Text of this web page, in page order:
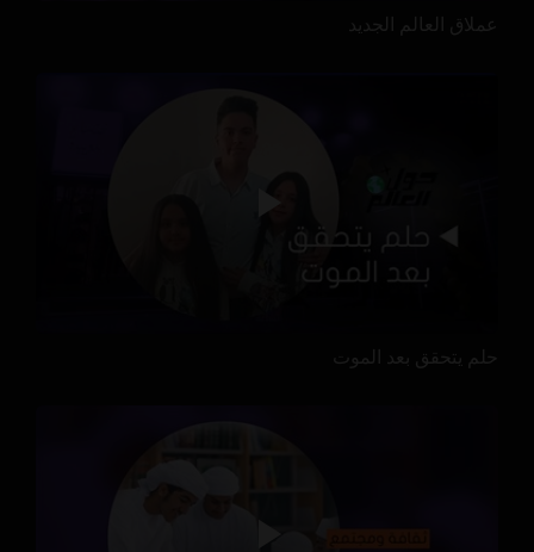
عملاق العالم الجديد
حلم يتحقق بعد الموت